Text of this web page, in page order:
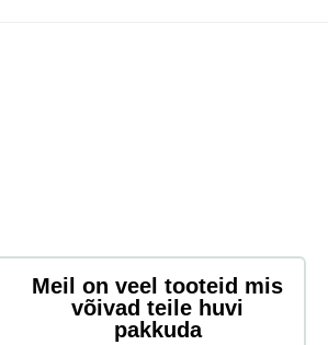
Meil on veel tooteid mis
võivad teile huvi
pakkuda